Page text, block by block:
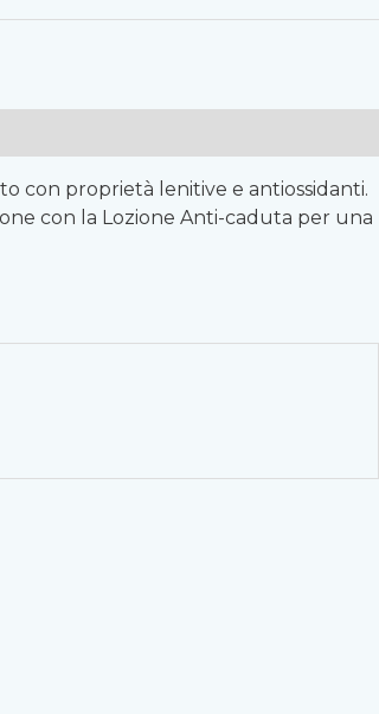
con proprietà lenitive e antiossidanti.
con la Lozione Anti-caduta per una